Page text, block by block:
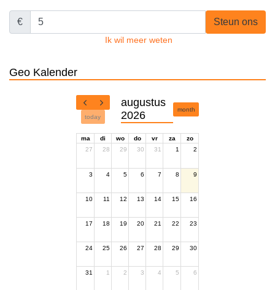
€ Steun ons
Ik wil meer weten
Geo Kalender
today
augustus
2026
month
ma di wo do vr za
zo
27
28 29 30 31 1 2
3 4 5 6 7 8 9
10 11 12 13 14 15 16
17 18 19 20 21 22 23
24 25 26 27 28 29 30
31 1 2 3 4 5 6